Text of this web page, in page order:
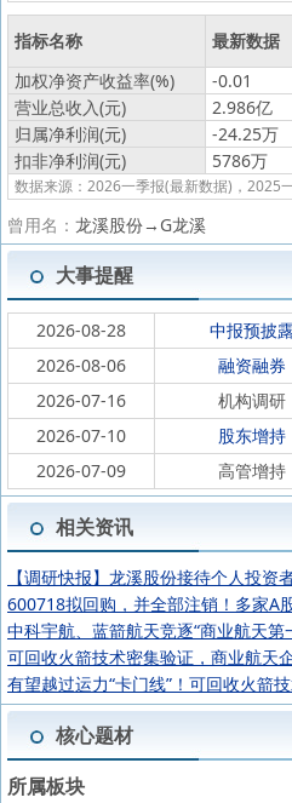
指标名称 最新数据
加权净资产收益率(%)
-0.01
营业总收入(元)
2.986亿
归属净利润(元)
-24.25万
扣非净利润(元)
5786万
数据来源：2026一季报(最新数据)，2025
曾用名： 龙溪股份→G龙溪
大事提醒
2026-08-28 中报预披
2026-08-06
融资融券
2026-07-16
机构调研
2026-07-10
股东增持
2026-07-09
高管增持
相关资讯
【调研快报】龙溪股份接待个人投资
600718拟回购，并全部注销！多家A
中科宇航、蓝箭航天竞逐“商业航天第
可回收火箭技术密集验证，商业航天
有望越过运力“卡门线”！可回收火箭
核心题材
所属板块